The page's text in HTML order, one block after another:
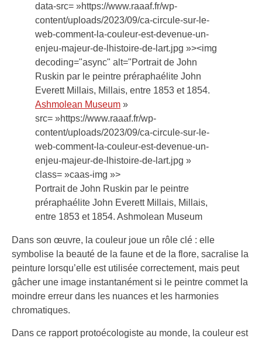
data-src= »https://www.raaaf.fr/wp-
content/uploads/2023/09/ca-circule-sur-le-
web-comment-la-couleur-est-devenue-un-
enjeu-majeur-de-lhistoire-de-lart.jpg »><img
decoding="async" alt="Portrait de John
Ruskin par le peintre préraphaélite John
Everett Millais, Millais, entre 1853 et 1854.
Ashmolean Museum »
src= »https://www.raaaf.fr/wp-
content/uploads/2023/09/ca-circule-sur-le-
web-comment-la-couleur-est-devenue-un-
enjeu-majeur-de-lhistoire-de-lart.jpg »
class= »caas-img »>
Portrait de John Ruskin par le peintre
préraphaélite John Everett Millais, Millais,
entre 1853 et 1854. Ashmolean Museum
Dans son œuvre, la couleur joue un rôle clé : elle
symbolise la beauté de la faune et de la flore, sacralise la
peinture lorsqu’elle est utilisée correctement, mais peut
gâcher une image instantanément si le peintre commet la
moindre erreur dans les nuances et les harmonies
chromatiques.
Dans ce rapport protoécologiste au monde, la couleur est